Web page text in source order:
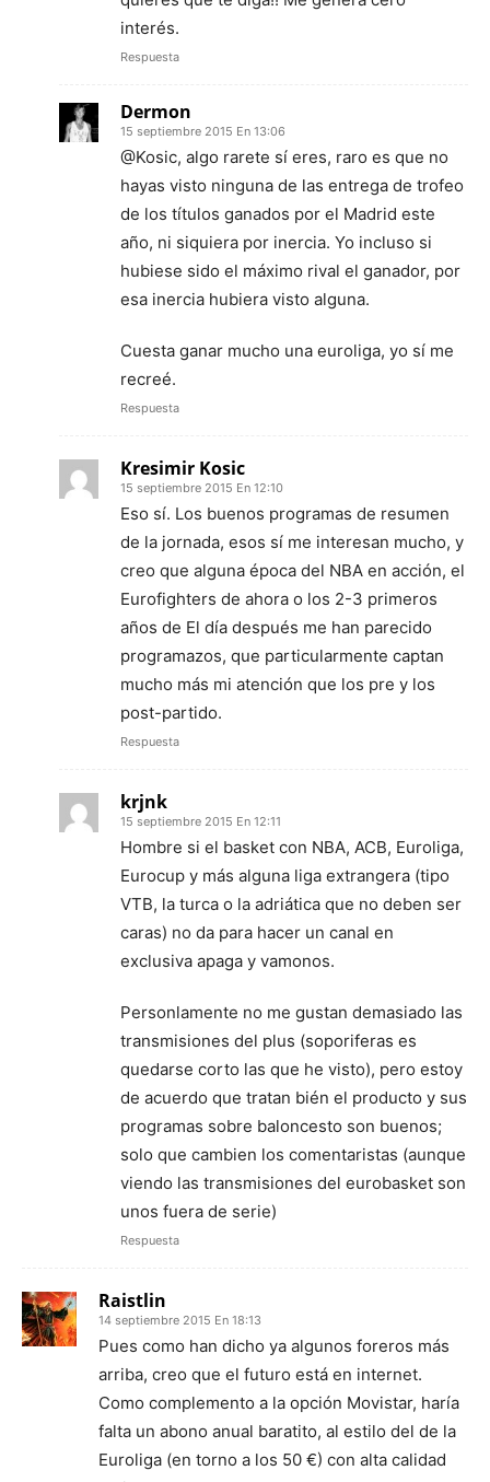
interés.
Respuesta
Dermon
15 septiembre 2015 En 13:06
@Kosic, algo rarete sí eres, raro es que no
hayas visto ninguna de las entrega de trofeo
de los títulos ganados por el Madrid este
año, ni siquiera por inercia. Yo incluso si
hubiese sido el máximo rival el ganador, por
esa inercia hubiera visto alguna.
Cuesta ganar mucho una euroliga, yo sí me
recreé.
Respuesta
Kresimir Kosic
15 septiembre 2015 En 12:10
Eso sí. Los buenos programas de resumen
de la jornada, esos sí me interesan mucho, y
creo que alguna época del NBA en acción, el
Eurofighters de ahora o los 2-3 primeros
años de El día después me han parecido
programazos, que particularmente captan
mucho más mi atención que los pre y los
post-partido.
Respuesta
krjnk
15 septiembre 2015 En 12:11
Hombre si el basket con NBA, ACB, Euroliga,
Eurocup y más alguna liga extrangera (tipo
VTB, la turca o la adriática que no deben ser
caras) no da para hacer un canal en
exclusiva apaga y vamonos.
Personlamente no me gustan demasiado las
transmisiones del plus (soporiferas es
quedarse corto las que he visto), pero estoy
de acuerdo que tratan bién el producto y sus
programas sobre baloncesto son buenos;
solo que cambien los comentaristas (aunque
viendo las transmisiones del eurobasket son
unos fuera de serie)
Respuesta
Raistlin
14 septiembre 2015 En 18:13
Pues como han dicho ya algunos foreros más
arriba, creo que el futuro está en internet.
Como complemento a la opción Movistar, haría
falta un abono anual baratito, al estilo del de la
Euroliga (en torno a los 50 €) con alta calidad